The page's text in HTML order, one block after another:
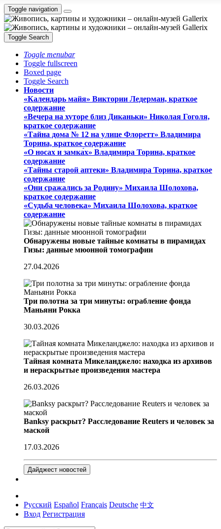
Toggle navigation
Toggle Search
Toggle menubar
Toggle fullscreen
Boxed page
Toggle Search
Новости
«Календарь майя» Виктории Ледерман, краткое
содержание
«Вечера на хуторе близ Диканьки» Николая Гоголя,
краткое содержание
«Тайна дома № 12 на улице Флоретт» Владимира
Торина, краткое содержание
«О носах и замка́х» Владимира Торина, краткое
содержание
«Тайны старой аптеки» Владимира Торина, краткое
содержание
«Они сражались за Родину» Михаила Шолохова,
краткое содержание
«Судьба человека» Михаила Шолохова, краткое
содержание
Обнаружены новые тайные комнаты в пирамидах
Гизы: данные мюонной томографии
27.04.2026
Три полотна за три минуты: ограбление фонда
Маньяни Рокка
30.03.2026
Тайная комната Микеланджело: находка из архивов
и нераскрытые произведения мастера
26.03.2026
Banksy раскрыт? Расследование Reuters и человек за
маской
17.03.2026
Дайджест новостей
Русский Español Français Deutsche 中文
Вход Регистрация